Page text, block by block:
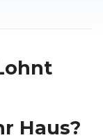
Haus?